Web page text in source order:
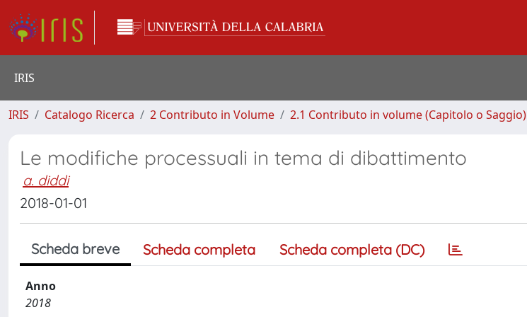
IRIS
IRIS Catalogo Ricerca 2 Contributo in Volume 2.1 Contributo in volume (Capitolo o Saggio)
Le modifiche processuali in tema di dibattimento
a. diddi
2018-01-01
Scheda breve Scheda completa Scheda completa (DC)
Anno
2018